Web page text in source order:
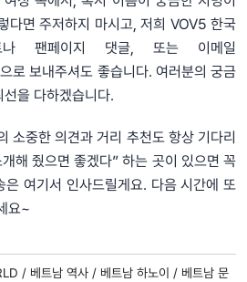
다면 주저하지 마시고, 저희 VOV5 한국
나 팬페이지 댓글, 또는 이메일
보내주셔도 좋습니다. 여러분의 궁금
을 다하겠습니다.
소중한 의견과 거리 추천도 항상 기다리
해 줬으면 좋겠다” 하는 곳이 있으면 꼭
은 여기서 인사드릴게요. 다음 시간에 또
요~
/ 베트남 역사 / 베트남 하노이 / 베트남 문